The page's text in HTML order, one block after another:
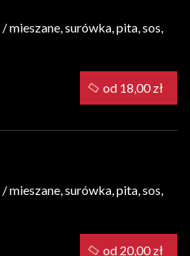
mieszane, surówka, pita, sos,
surówka, pita, sos,